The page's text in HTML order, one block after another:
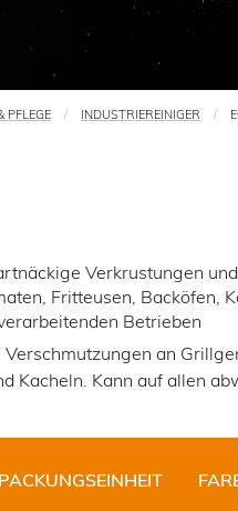
PFLEGE INDUSTRIEREINIGER
Verkrustungen
Fritteusen, Backöfen,
Betrieben
an
Kacheln. Kann auf allen